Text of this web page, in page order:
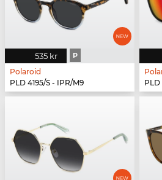
535 kr P
Polaroid
PLD 4195/S - IPR/M9
PLD